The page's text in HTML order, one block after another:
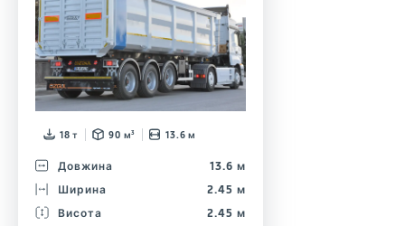
18 т 90 м³ 13.6 м
Довжина
13.6 м
Ширина
2.45 м
Висота
2.45 м